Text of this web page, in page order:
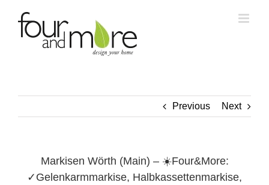
content
Previous Next
Markisen Wörth (Main) – ☀️Four&More:
✓Gelenkarmmarkise, Halbkassettenmarkise,